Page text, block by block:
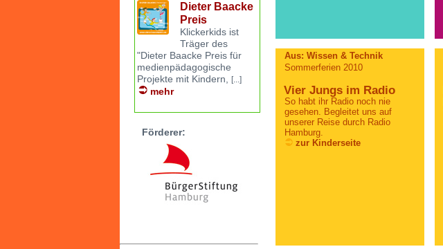
Dieter Baacke
Preis
Klickerkids ist
Träger des
"Dieter Baacke Preis für
medienpädagogische
Projekte mit Kindern, [...]
mehr
Förderer:
Aus: Wissen & Technik
Sommerferien 2010
Vier Jungs im Radio
So habt ihr Radio noch nie
gesehen. Begleitet uns auf
unserer Reise durch Radio
Hamburg.
zur Kinderseite